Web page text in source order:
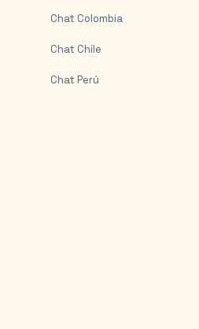
Chat Colombia
Chat Chile
Chat Perú